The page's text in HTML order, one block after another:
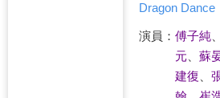
Dragon Dance
演員： 傅子純、
元、 蘇
建復